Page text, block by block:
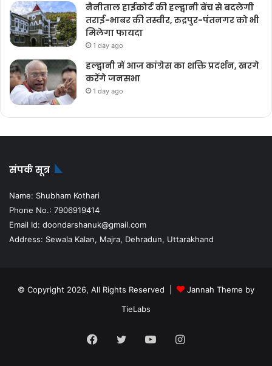
नैनीताल हाईकोर्ट की हल्द्वानी बेंच से बदलेगी
तराई-भाबर की तस्वीर, रुद्रपुर-पंतनगर को भी
मिलेगा फायदा
1 day ago
हल्द्वानी में आज कांग्रेस का शक्ति प्रदर्शन, खरगे
करेंगे जनसभा
1 day ago
संपर्क सूत्र
Name: Shubham Kothari
Phone No.: 7906919414
Email Id: doondarshanuk@gmail.com
Address: Sewala Kalan, Majra, Dehradun, Uttarakhand
© Copyright 2026, All Rights Reserved |
Jannah Theme by
TieLabs
Facebook
TwitterYouTubeInstagram